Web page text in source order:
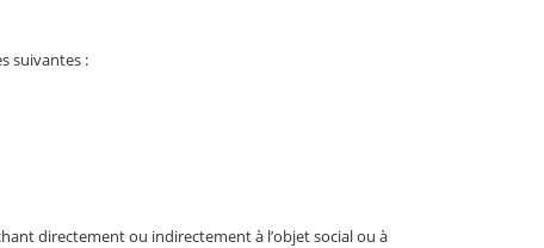
suivantes :
directement ou indirectement à l’objet social ou à